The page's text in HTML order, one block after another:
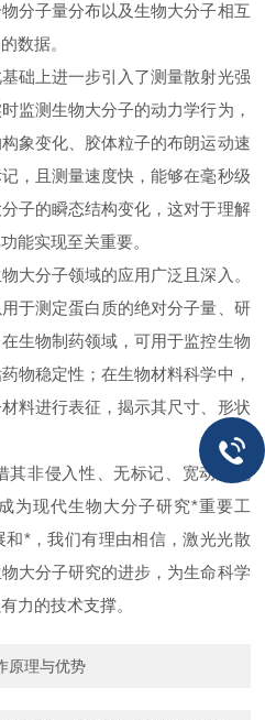
分子量分布以及生物大分子相互
数据。
上进一步引入了测量散射光强
监测生物大分子的动力学行为，
象变化、胶体粒子的布朗运动速
，且测量速度快，能够在毫秒级
子的瞬态结构变化，这对于理解
能实现至关重要。
分子领域的应用广泛且深入。
于测定蛋白质的绝对分子量、研
生物制药领域，可用于监控生物
物稳定性；在生物材料科学中，
料进行表征，揭示其尺寸、形状
非侵入性、无标记、宽动态范
为现代生物大分子研究*重要工
*，我们有理由相信，激光光散
大分子研究的进步，为生命科学
力的技术支撑。
原理与优势